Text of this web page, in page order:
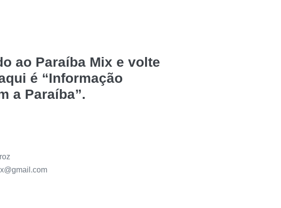
ao Paraíba Mix e volte
é “Informação
a Paraíba”.